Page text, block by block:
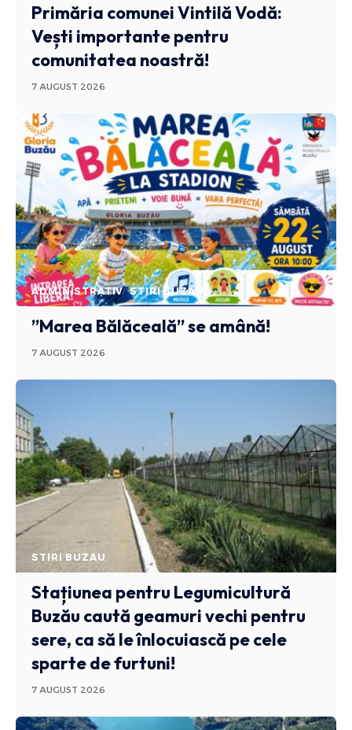
Primăria comunei Vintilă Vodă:
Vești importante pentru
comunitatea noastră!
7 AUGUST 2026
ADMINISTRATIV STIRI BUZAU
”Marea Bălăceală” se amână!
7 AUGUST 2026
STIRI BUZAU
Stațiunea pentru Legumicultură
Buzău caută geamuri vechi pentru
sere, ca să le înlocuiască pe cele
sparte de furtuni!
7 AUGUST 2026